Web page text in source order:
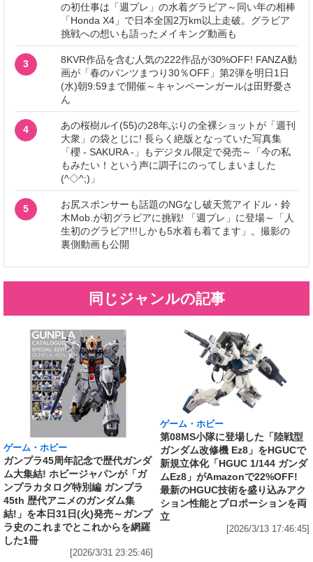
の初仕事は「週プレ」の水着グラビア～同い年の相棒
「Honda X4」で日本全国2万km以上走破。グラビア
挑戦への想いも語ったメイキング動画も
3
8KVR作品を含む人気の222作品が30%OFF! FANZA動
画が「春のパンツまつり30％OFF」第2弾を明日1日
(水)朝9:59まで開催～キャンペーンガールは田野憂さ
ん
4
あの桜樹ルイ(55)の28年ぶりの全裸ショットが「週刊
大衆」の袋とじに! 長らく絶版となっていた写真集
「櫻 - SAKURA -」もデジタル限定で発売～「今の私
もみたい！という声に調子にのってしまいました
(^◇^;)」
5
お尻スポンサーも話題のNGなし破天荒アイドル・鈴
木Mob.が初グラビアに挑戦! 「週プレ」に登場～「人
生初のグラビア!!!しかも5水着も着てます」。撮影の
裏側動画も公開
同じジャンルの記事
ゲーム・ホビー
ガンプラ45周年記念で歴代ガンダ
ム大集結! ホビージャパンが「ガ
ンプラカタログ特別編 ガンプラ
45th 歴代アニメのガンダム集
結!」を本日31日(火)発売～ガンプ
ラ史のこれまでとこれからを網羅
した1冊
[2026/3/31 23:25:46]
ゲーム・ホビー
第08MS小隊に登場した「陸戦型
ガンダム改修機 Ez8」をHGUCで
新規立体化「HGUC 1/144 ガンダ
ムEz8」がAmazonで22%OFF!
最新のHGUC技術を盛り込みアク
ション性能とプロポーションを両
立
[2026/3/13 17:46:45]